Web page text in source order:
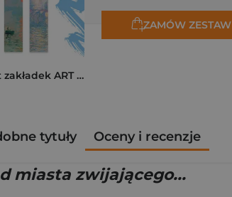
Pakiet zakładek ART Monet
ZAMÓW ZESTAW
tytuły Oceny i recenzje
miasta zwijającego...